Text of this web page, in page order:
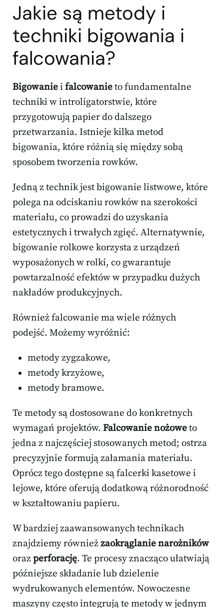
Jakie są metody i
techniki bigowania i
falcowania?
Bigowaniei falcowanieto fundamentalne
techniki w introligatorstwie, które
przygotowują papier do dalszego
przetwarzania. Istnieje kilka metod
bigowania, które różnią się między sobą
sposobem tworzenia rowków.
Jedną z technik jest bigowanie listwowe, które
polega na odciskaniu rowków na szerokości
materiału, co prowadzi do uzyskania
estetycznych i trwałych zgięć. Alternatywnie,
bigowanie rolkowe korzysta z urządzeń
wyposażonych w rolki, co gwarantuje
powtarzalność efektów w przypadku dużych
nakładów produkcyjnych.
Również falcowanie ma wiele różnych
podejść. Możemy wyróżnić:
metody zygzakowe,
metody krzyżowe,
metody bramowe.
Te metody są dostosowane do konkretnych
wymagań projektów. Falcowanie nożoweto
jedna z najczęściej stosowanych metod; ostrza
precyzyjnie formują załamania materiału.
Oprócz tego dostępne są falcerki kasetowe i
lejowe, które oferują dodatkową różnorodność
w kształtowaniu papieru.
W bardziej zaawansowanych technikach
znajdziemy równieżzaokrąglanie narożników
orazperforację. Te procesy znacząco ułatwiają
późniejsze składanie lub dzielenie
wydrukowanych elementów. Nowoczesne
maszyny często integrują te metody w jednym